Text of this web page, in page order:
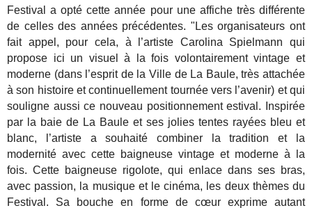
Festival aopté cette année pour une affiche très différente
de celles des années précédentes. " Les organisateurs ont
fait appel, pour cela, à l’artiste Carolina Spielmann qui
propose ici un visuel à la fois volontairement vintage et
moderne (dans l’esprit de la Ville de La Baule, très attachée
à son histoire et continuellement tournée vers l’avenir) et qui
souligne aussi ce nouveau positionnement estival.
Inspirée
par la baie de La Baule et ses jolies tentes rayées bleu et
blanc, l’artiste asouhaité combiner la tradition et la
modernité avec cette baigneuse vintage et moderne à la
fois. Cette baigneuse rigolote, qui enlace dans ses bras,
avec passion, la musique et le cinéma, les deux thèmes du
Festival. Sa bouche en forme de cœur exprime autant